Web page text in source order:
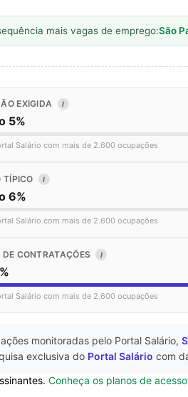
mais vagas de emprego:São
EXIGIDA I
5%
Salário com mais de 2.600 ocupações
TÍPICO I
6%
Salário com mais de 2.600 ocupações
CONTRATAÇÕES I
Salário com mais de 2.600 ocupações
monitoradas pelo Portal Salário,
exclusiva do Portal Salário com
Conheça os planos de acesso